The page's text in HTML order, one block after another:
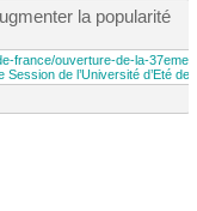
la popularité